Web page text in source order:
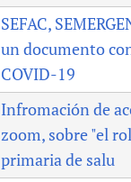
SEFAC,
un documento
COVID-19
Infromación de
zoom, sobre "el
primaria de salu